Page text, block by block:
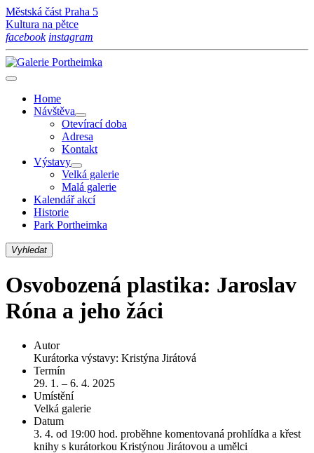
Městská část Praha 5
Kultura na pětce
facebook instagram
Home
Návštěva
Otevírací doba
Adresa
Kontakt
Výstavy
Velká galerie
Malá galerie
Kalendář akcí
Historie
Park Portheimka
Vyhledat
Osvobozená plastika: Jaroslav
Róna a jeho žáci
Autor
Kurátorka výstavy: Kristýna Jirátová
Termín
29. 1. – 6. 4. 2025
Umístění
Velká galerie
Datum
3. 4. od 19:00 hod. proběhne komentovaná prohlídka a křest
knihy s kurátorkou Kristýnou Jirátovou a umělci